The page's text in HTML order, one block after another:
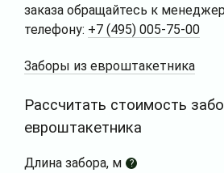
заказа обращайтесь к
телефону: +7 (495) 005-75-00
Заборы из евроштакетника
Рассчитать стоимость
евроштакетника
Длина забора, м ?